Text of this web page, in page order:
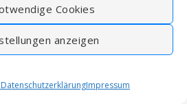
Cookies
anzeigen
DatenschutzerklärungImpressum